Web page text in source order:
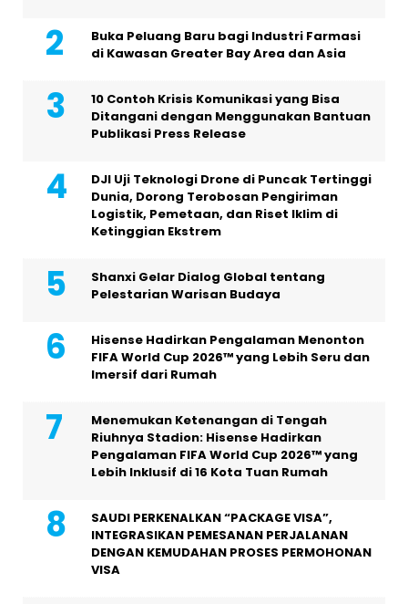
Buka Peluang Baru bagi Industri Farmasi
di Kawasan Greater Bay Area dan Asia
10 Contoh Krisis Komunikasi yang Bisa
Ditangani dengan Menggunakan Bantuan
Publikasi Press Release
DJI Uji Teknologi Drone di Puncak Tertinggi
Dunia, Dorong Terobosan Pengiriman
Logistik, Pemetaan, dan Riset Iklim di
Ketinggian Ekstrem
Shanxi Gelar Dialog Global tentang
Pelestarian Warisan Budaya
Hisense Hadirkan Pengalaman Menonton
FIFA World Cup 2026™ yang Lebih Seru dan
Imersif dari Rumah
Menemukan Ketenangan di Tengah
Riuhnya Stadion: Hisense Hadirkan
Pengalaman FIFA World Cup 2026™ yang
Lebih Inklusif di 16 Kota Tuan Rumah
SAUDI PERKENALKAN “PACKAGE VISA”,
INTEGRASIKAN PEMESANAN PERJALANAN
DENGAN KEMUDAHAN PROSES PERMOHONAN
VISA